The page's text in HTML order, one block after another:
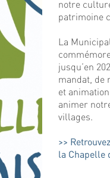
notre
patrimoine
La
jusqu’en
mandat, de
et
animer
villages.
la Chapelle